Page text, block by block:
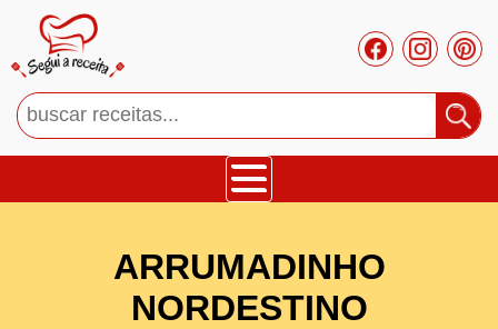
ARRUMADINHO
NORDESTINO